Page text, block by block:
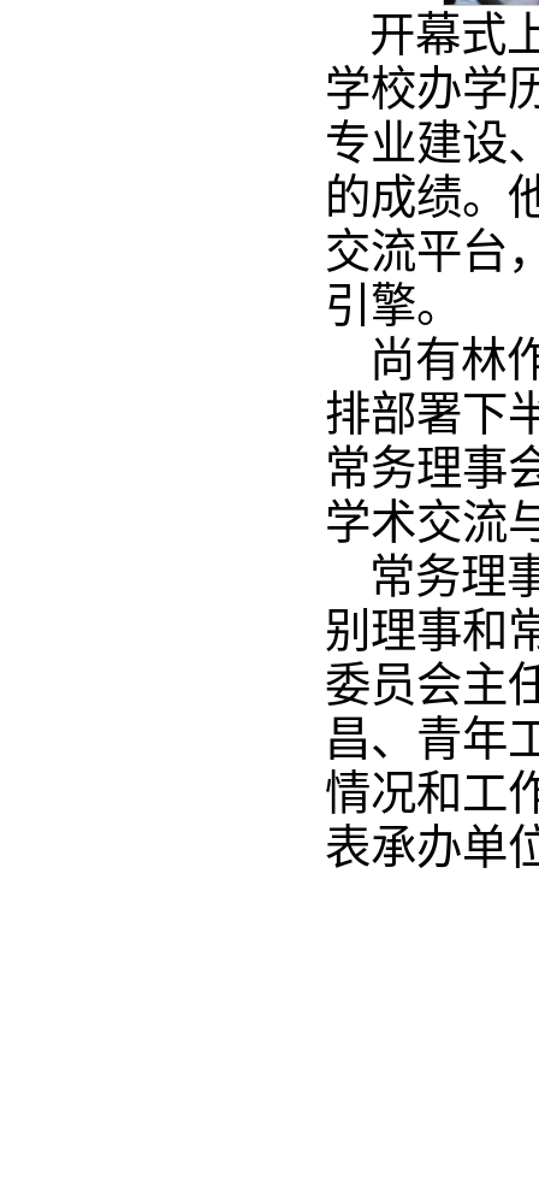
开幕式
学校办学
专业建设
的成绩。
交流平台
引擎。
尚有林
排部署下
常务理事
学术交流
常务理
别理事和
委员会主
昌、青年
情况和工
表承办单